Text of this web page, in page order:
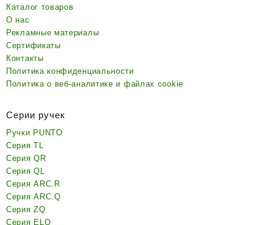
Каталог товаров
О нас
Рекламные материалы
Сертификаты
Контакты
Политика конфиденциальности
Политика о веб-аналитике и файлах cookie
Серии ручек
Ручки PUNTO
Серия TL
Серия QR
Серия QL
Серия ARC.R
Серия ARC.Q
Серия ZQ
Серия ELQ